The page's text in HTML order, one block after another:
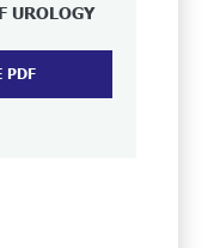
UROLOGY
PDF